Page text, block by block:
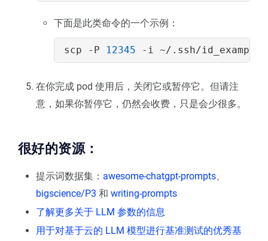
下面是此类命令的一个示例：
scp -P 12345
在你完成 pod 使用后，关闭它或暂停它。但请注
意，如果你暂停它，仍然会收费，只是会少很多。
很好的资源：
提示词数据集： awesome-chatgpt-prompts
bigscience/P3 和 writing-prompts
了解更多关于 LLM 参数的信息
用于对基于云的 LLM 模型进行基准测试的优秀基